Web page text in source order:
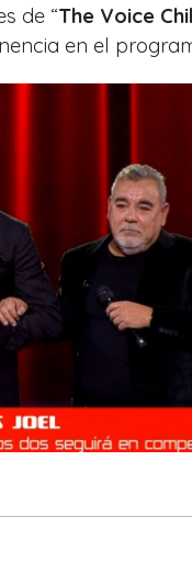
de “The Voice
en el